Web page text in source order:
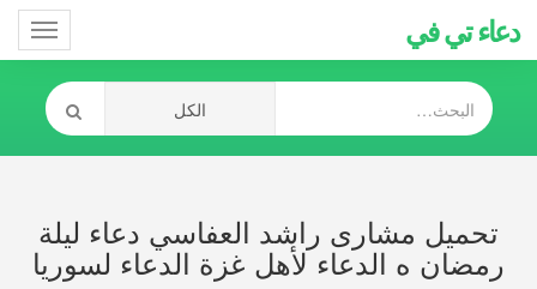
دعاء تي في
تحميل مشارى راشد العفاسي دعاء ليلة
رمضان ه الدعاء لأهل غزة الدعاء لسوريا